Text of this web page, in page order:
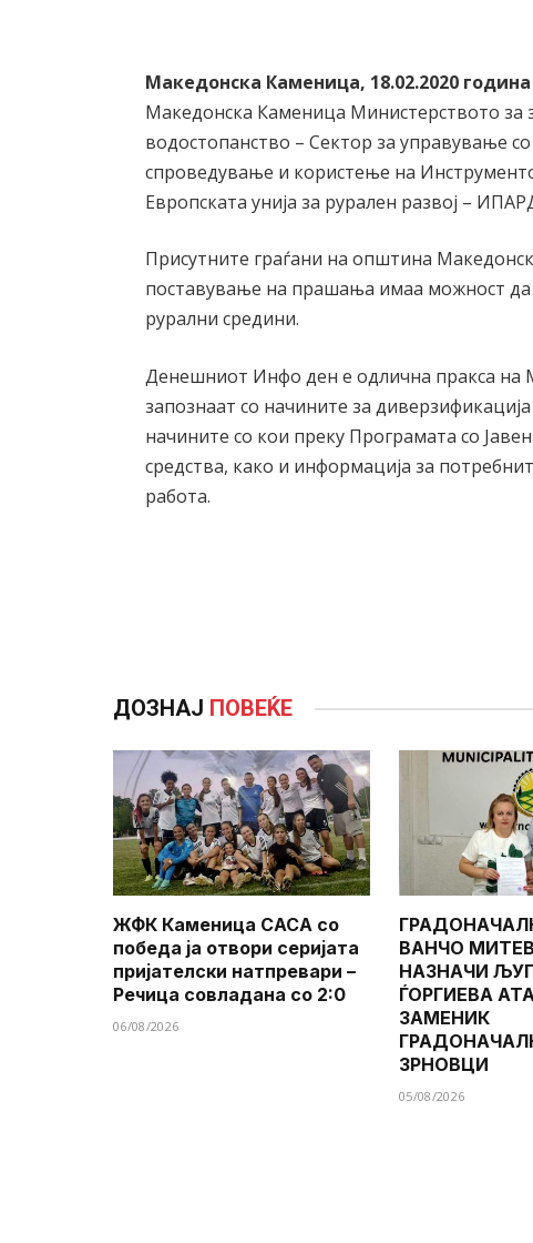
Македонска Каменица, 18.02.2020 година
Македонска Каменица Министерството за
водостопанство – Сектор за управување
спроведување и користење на
Европската унија за рурален развој –
Присутните граѓани на општина
поставување на прашања имаа можност
рурални средини.
Денешниот Инфо ден е одлична пракса на
запознаат со начините за
начините со кои преку Програмата со
средства, како и информација за
работа.
ДОЗНАЈ ПОВЕЌЕ
ЖФК Каменица САСА со
победа ја отвори серијата
пријателски натпревари –
Речица совладана со 2:0
06/08/2026
ВАНЧО
НАЗНАЧИ
ЃОРГИЕВА
ЗАМЕНИК
ЗРНОВЦИ
05/08/2026